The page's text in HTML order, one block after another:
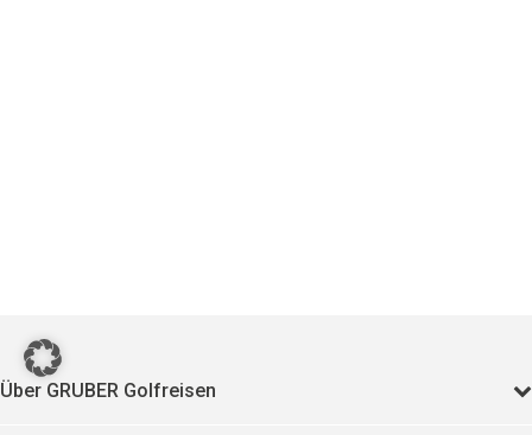
Über GRUBER Golfreisen